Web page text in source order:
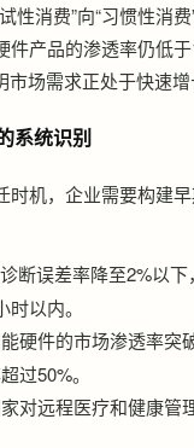
性消费”向“习惯性消
件产品的渗透率仍低
场需求正处于快速增
系统识别
时机，企业需要构建早
断误差率降至2%以
以内。
硬件的市场渗透率突
过50%。
对远程医疗和健康管